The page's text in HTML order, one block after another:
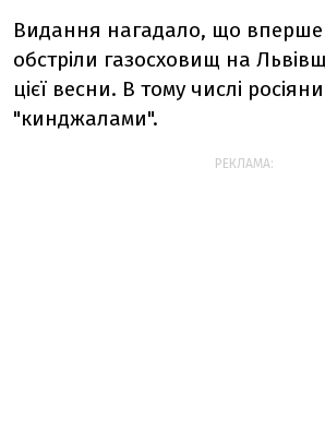
Видання нагадало, що вперше
обстріли газосховищ на
цієї весни. В тому числі
"кинджалами".
РЕКЛАМА: